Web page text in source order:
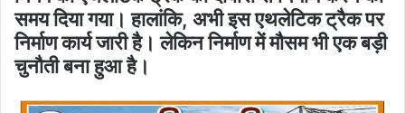
समय दिया गया। हालांकि, अभी इस एथलेटिक ट्रैक पर
निर्माण कार्य जारी है। लेकिन निर्माण में मौसम भी एक बड़ी
चुनौती बना हुआ है।